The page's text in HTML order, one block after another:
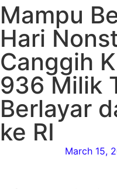
Mampu
Hari
Canggih
936 Milik
Berlayar
ke RI
March 15,